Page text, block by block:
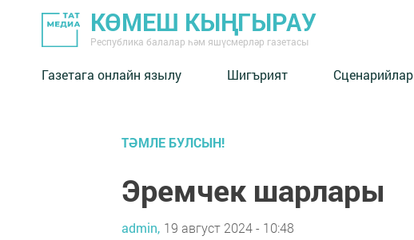
КӨМЕШ КЫҢГЫРАУ
Республика балалар һәм яшүсмерләр газетасы
Газетага онлайн язылу Шигърият Сценарийлар
ТӘМЛЕ БУЛСЫН!
Эремчек шарлары
admin, 19 август 2024 - 10:48